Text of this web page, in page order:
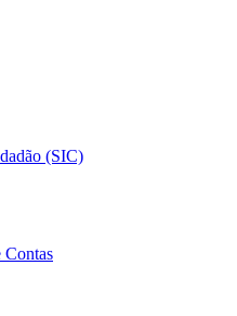
(SIC)
Contas